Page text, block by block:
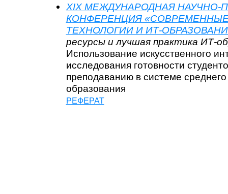
XIX МЕЖДУНАРОДНАЯ НАУЧНО-
КОНФЕРЕНЦИЯ
ТЕХНОЛОГИИ И ИТ-
ресурсы и лучшая практика ИТ-
Использование искусственного
исследования готовности
преподаванию в системе
образования
РЕФЕРАТ